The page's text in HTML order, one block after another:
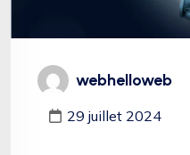
webhelloweb
29 juillet 2024